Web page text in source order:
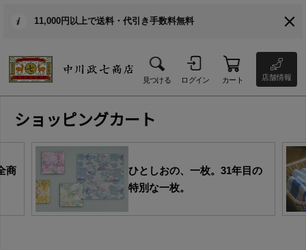
11,000円以上で送料・代引き手数料無料
見つける ログイン カート 店舗情報
ショッピングカート
商
ひとしおの、一枚。31年目の
特別な一枚。